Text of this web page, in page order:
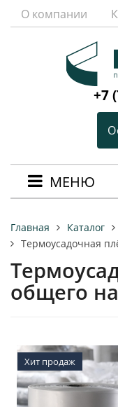
О компании
+7
МЕНЮ
Главная Каталог
Термоусадочная
общего
Хит продаж